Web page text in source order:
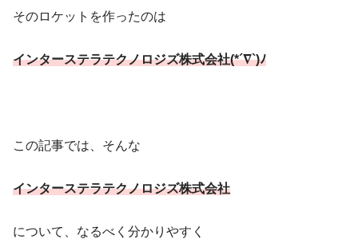
そのロケットを作ったのは
インターステラテクノロジズ株式会社(*´∇`)ﾉ
この記事では、そんな
インターステラテクノロジズ株式会社
について、なるべく分かりやすく